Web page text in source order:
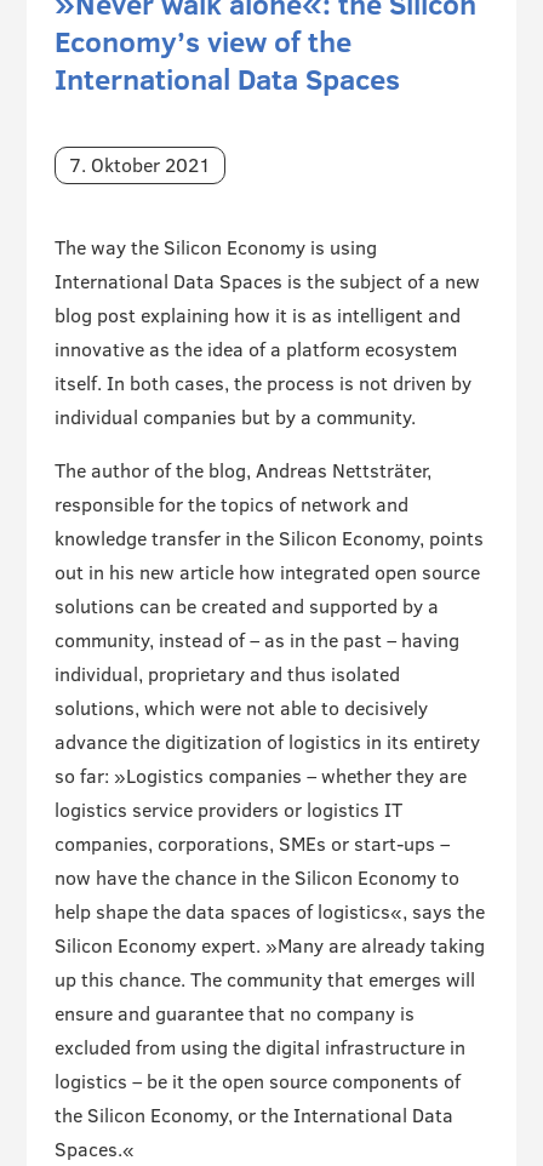
Economy’s view of the
International Data Spaces
7. Oktober 2021
The way the Silicon Economy is using
International Data Spaces is the subject of a new
blog post explaining how it is as intelligent and
innovative as the idea of a platform ecosystem
itself. In both cases, the process is not driven by
individual companies but by a community.
The author of the blog, Andreas Nettsträter,
responsible for the topics of network and
knowledge transfer in the Silicon Economy, points
out in his new article how integrated open source
solutions can be created and supported by a
community, instead of – as in the past – having
individual, proprietary and thus isolated
solutions, which were not able to decisively
advance the digitization of logistics in its entirety
so far: »Logistics companies – whether they are
logistics service providers or logistics IT
companies, corporations, SMEs or start-ups –
now have the chance in the Silicon Economy to
help shape the data spaces of logistics«, says the
Silicon Economy expert. »Many are already taking
up this chance. The community that emerges will
ensure and guarantee that no company is
excluded from using the digital infrastructure in
logistics – be it the open source components of
the Silicon Economy, or the International Data
Spaces.«